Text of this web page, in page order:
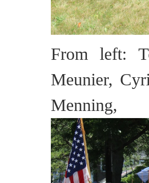
From left:
Meunier,